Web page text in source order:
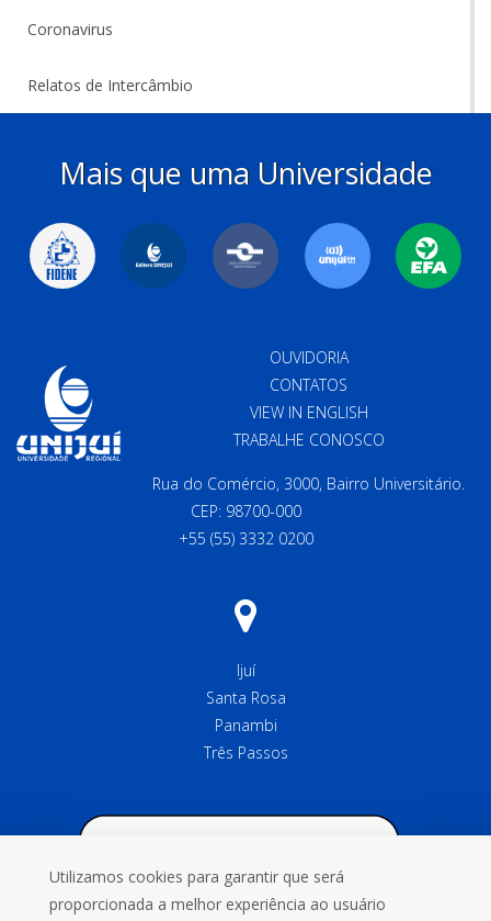
Coronavirus
Relatos de Intercâmbio
Mais que uma Universidade
OUVIDORIA
CONTATOS
VIEW IN ENGLISH
TRABALHE CONOSCO
Rua do Comércio, 3000, Bairro Universitário.
CEP: 98700-000
+55 (55) 3332 0200
Ijuí
Santa Rosa
Panambi
Três Passos
Utilizamos cookies para garantir que será
proporcionada a melhor experiência ao usuário